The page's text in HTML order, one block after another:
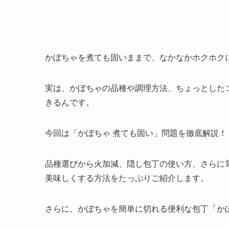
かぼちゃを煮ても固いままで、なかなかホクホ
実は、かぼちゃの品種や調理方法、ちょっとし
きるんです。
今回は「かぼちゃ 煮ても固い」問題を徹底解説！
品種選びから火加減、隠し包丁の使い方、さら
美味しくする方法をたっぷりご紹介します。
さらに、かぼちゃを簡単に切れる便利な包丁「か